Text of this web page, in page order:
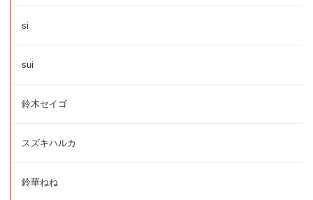
si
sui
鈴木セイゴ
スズキハルカ
鈴華ねね